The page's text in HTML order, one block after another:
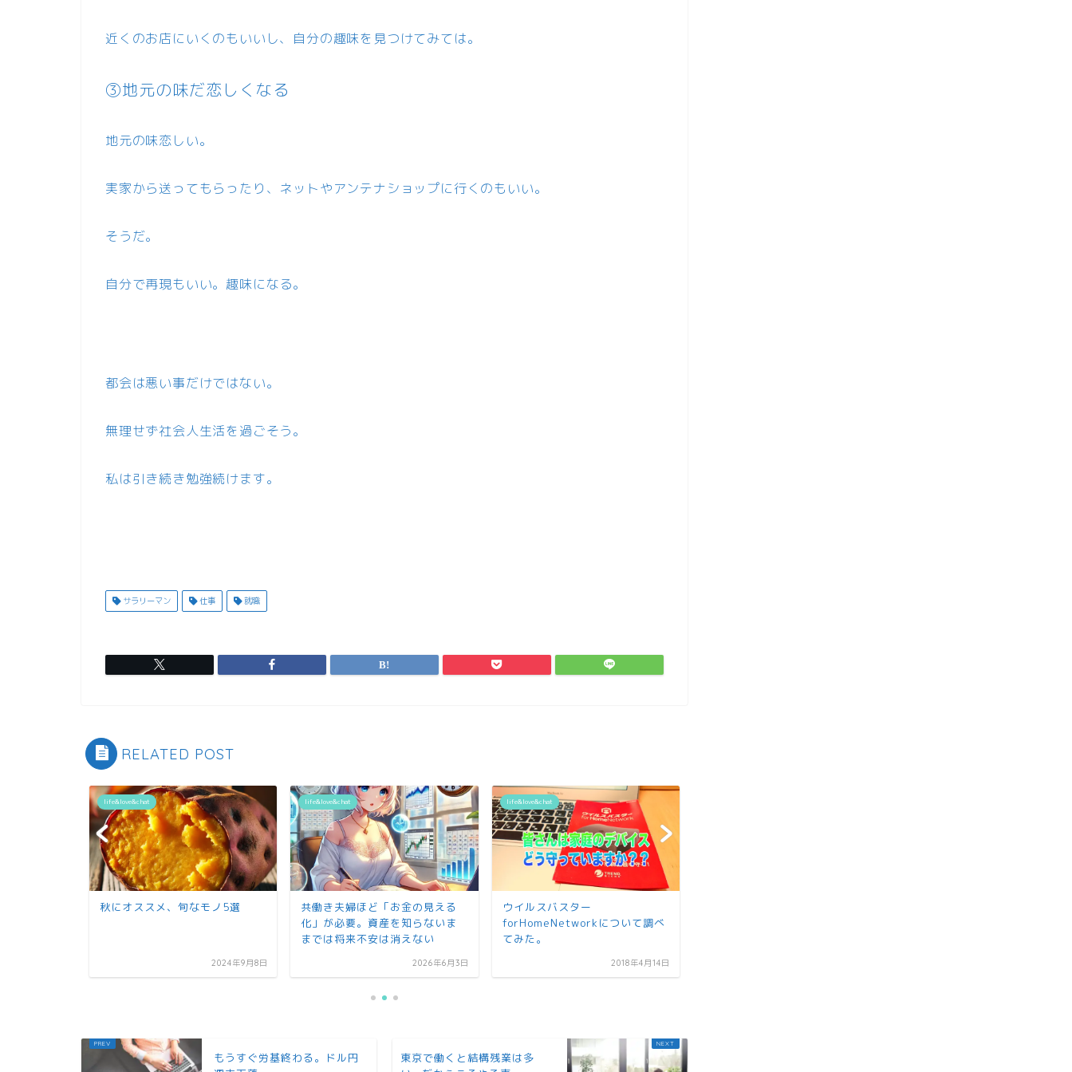
近くのお店にいくのもいいし、自分の趣味を見つけてみては。
③地元の味だ恋しくなる
地元の味恋しい。
実家から送ってもらったり、ネットやアンテナショップに行くのもいい。
そうだ。
自分で再現もいい。趣味になる。
都会は悪い事だけではない。
無理せず社会人生活を過ごそう。
私は引き続き勉強続けます。
サラリーマン 仕事 就職
RELATED POST
life&love&chat
共働き夫婦ほど「お金の見える
2026年6月3日
life&love&chat
ウイルスバスター
forHomeNetworkについて調べ
てみた。
2018年4月14日
life&love&chat
秋にオススメ、旬なモノ5選
2024年9月8日
もうすぐ労基終わる。ドル円
東京で働くと結構残業は多